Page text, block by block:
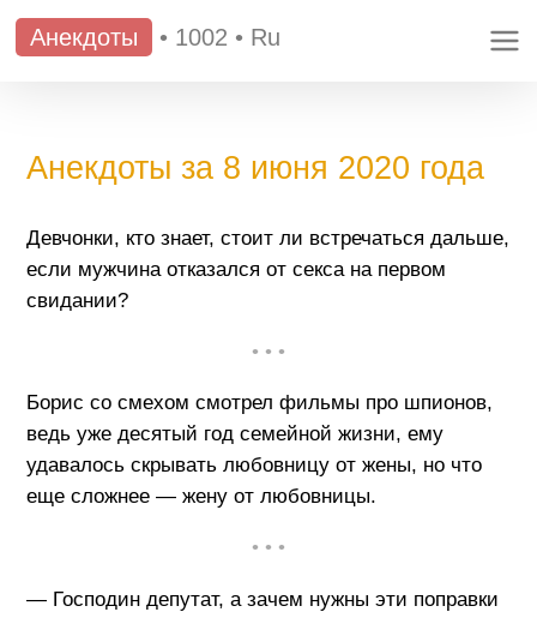
Анекдоты • 1002 • Ru
Анекдоты за 8 июня 2020 года
Девчонки, кто знает, стоит ли встречаться дальше,
если мужчина отказался от секса на первом
свидании?
• • •
Борис со смехом смотрел фильмы про шпионов,
ведь уже десятый год семейной жизни, ему
удавалось скрывать любовницу от жены, но что
еще сложнее — жену от любовницы.
• • •
— Господин депутат, а зачем нужны эти поправки